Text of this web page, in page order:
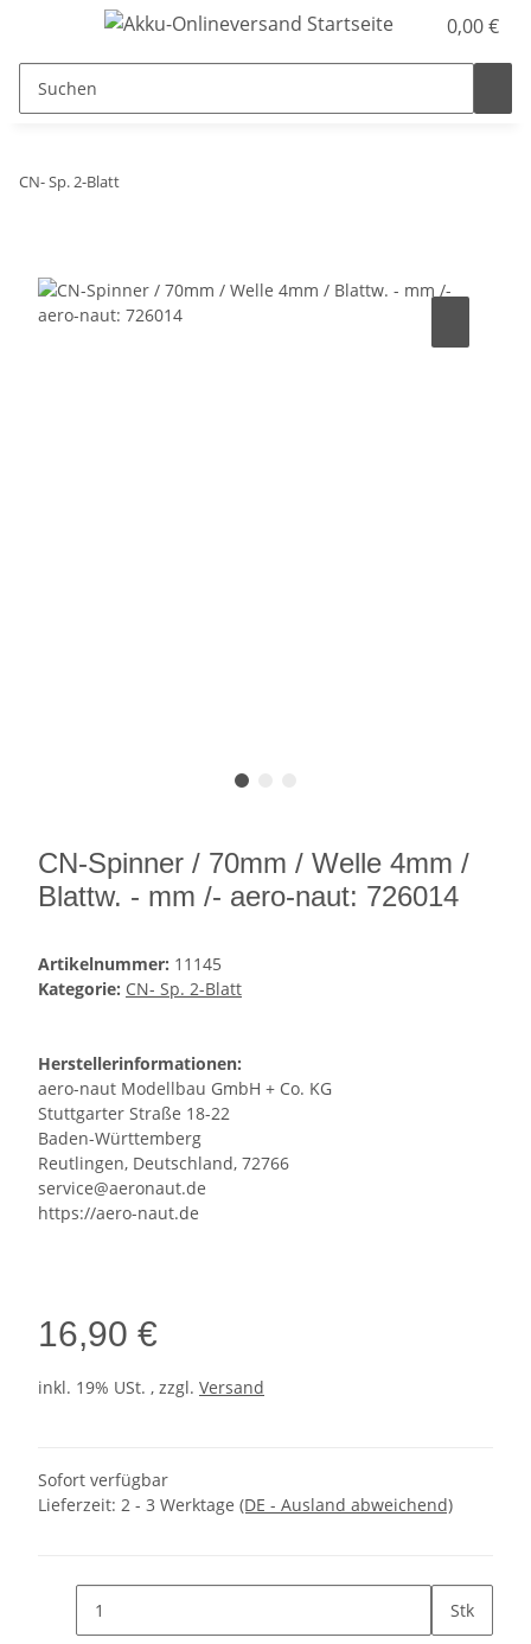
0,00 €
CN- Sp. 2-Blatt
CN-Spinner / 70mm / Welle 4mm /
Blattw. - mm /- aero-naut: 726014
Artikelnummer: 11145
Kategorie: CN- Sp. 2-Blatt
Herstellerinformationen:
aero-naut Modellbau GmbH + Co. KG
Stuttgarter Straße 18-22
Baden-Württemberg
Reutlingen, Deutschland, 72766
service@aeronaut.de
https://aero-naut.de
16,90 €
inkl. 19% USt. , zzgl. Versand
Sofort verfügbar
Lieferzeit: 2 - 3 Werktage (DE - Ausland abweichend)
Stk